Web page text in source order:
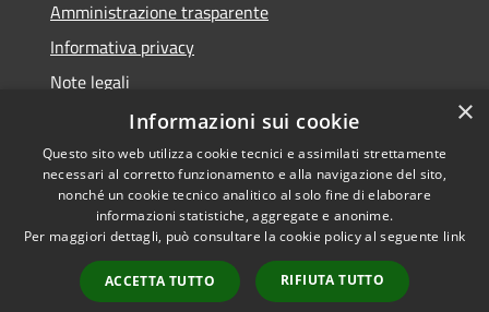
Amministrazione trasparente
Informativa privacy
Note legali
Dichiarazione di accessibilità
RSS
Accessibilità
Copyright © 2026 • Città di
Municipium•
Accesso
redazione
×
Informazioni sui cookie
Questo sito web utilizza cookie tecnici e assimilati strettamente
necessari al corretto funzionamento e alla navigazione del sito,
nonché un cookie tecnico analitico al solo fine di elaborare
informazioni statistiche, aggregate e anonime.
Per maggiori dettagli, può consultare la cookie policy al seguente link
ACCETTA TUTTO RIFIUTA TUTTO